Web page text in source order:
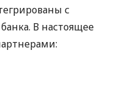
с
В настоящее